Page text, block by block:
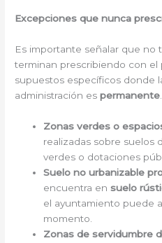
Excepciones que nunca
Es importante señalar que no
terminan prescribiendo con el
supuestos específicos donde
administración espermanente.
Zonas verdes o
realizadas sobre suelos
verdes o dotaciones
Suelo no urbanizable
encuentra ensuelo
el ayuntamiento puede
momento.
Zonas de servidumbre